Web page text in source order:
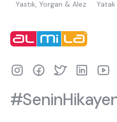
Yastık, Yorgan & Alez